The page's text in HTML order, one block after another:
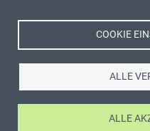
COOKIE
ALLE
ALLE
Ⓒ Zentrale für